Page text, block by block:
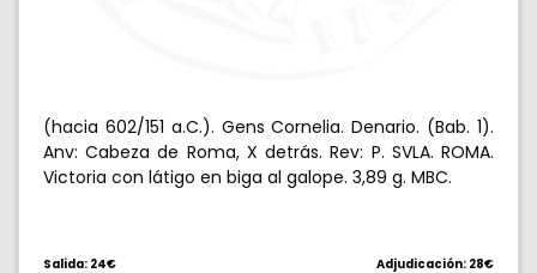
(hacia 602/151 a.C.). Gens Cornelia. Denario. (Bab. 1).
Anv: Cabeza de Roma, X detrás. Rev: P. SVLA. ROMA.
Victoria con látigo en biga al galope. 3,89 g. MBC.
Salida: 24€ Adjudicación: 28€